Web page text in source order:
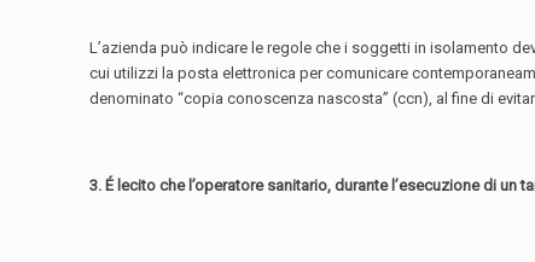
L’azienda può indicare le regole che i soggetti in isolamento
cui utilizzi la posta elettronica per comunicare
denominato “copia conoscenza nascosta” (ccn), al fine di
3. É lecito che l’operatore sanitario, durante l’esecuzione di